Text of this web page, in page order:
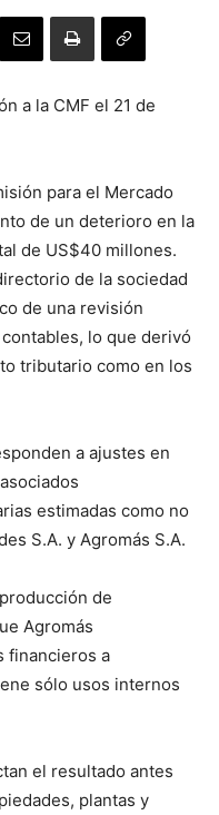
a la CMF el 21 de
para el Mercado
de un deterioro en la
de US$40 millones.
de la sociedad
de una revisión
lo que derivó
tributario como en los
a ajustes en
estimadas como no
S.A. y Agromás S.A.
de
Agromás
financieros a
sólo usos internos
el resultado antes
plantas y